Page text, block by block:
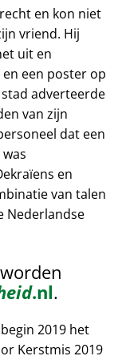
en kon niet
vriend. Hij
uit en
een poster op
adverteerde
van zijn
dat een
en
van talen
Nederlandse
.nl.
2019 het
Kerstmis 2019